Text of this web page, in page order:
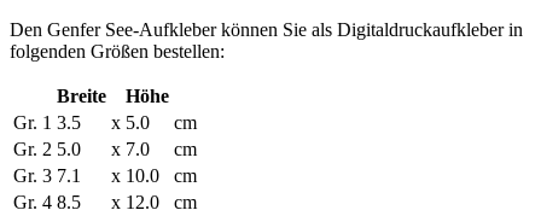
Den Genfer See-Aufkleberkönnen Sie als Digitaldruckaufkleber in
folgenden Größen bestellen:
Breite
Höhe
Gr. 1 3.5 x 5.0
cm
Gr. 2 5.0 x 7.0
cm
Gr. 3 7.1 x 10.0
cm
Gr. 4 8.5 x 12.0
cm